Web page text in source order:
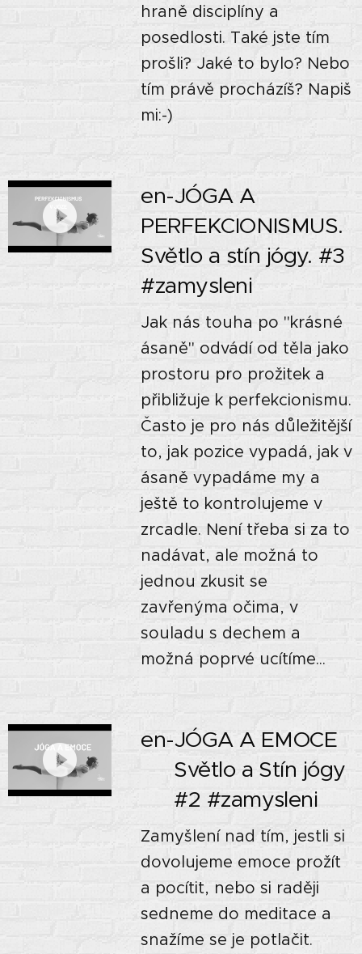
hraně disciplíny a
posedlosti. Také jste tím
prošli? Jaké to bylo? Nebo
tím právě procházíš? Napiš
mi:-)
en-JÓGA A
PERFEKCIONISMUS.
Světlo a stín jógy. #3
#zamysleni
Jak nás touha po "krásné
ásaně" odvádí od těla jako
prostoru pro prožitek a
přibližuje k perfekcionismu.
Často je pro nás důležitější
to, jak pozice vypadá, jak v
ásaně vypadáme my a
ještě to kontrolujeme v
zrcadle. Není třeba si za to
nadávat, ale možná to
jednou zkusit se
zavřenýma očima, v
souladu s dechem a
možná poprvé ucítíme...
en-JÓGA A EMOCE
🙏🏼 Světlo a Stín jógy
🌘 #2 #zamysleni
Zamyšlení nad tím, jestli si
dovolujeme emoce prožít
a pocítit, nebo si raději
sedneme do meditace a
snažíme se je potlačit.